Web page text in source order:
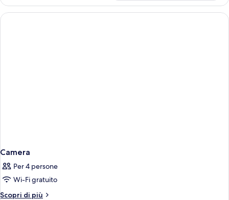
Camera
Per 4 persone
Wi-Fi gratuito
Scopri di più
Altri